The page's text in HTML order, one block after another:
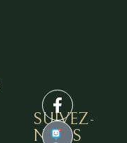
SUIVEZ-
NOUS
1